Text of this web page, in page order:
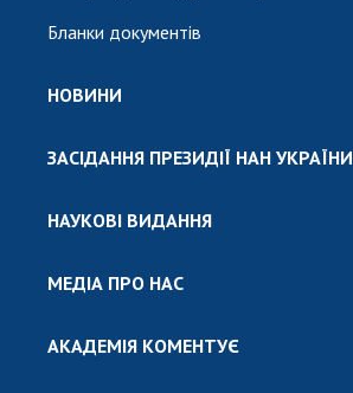
Бланки документів
НОВИНИ
ЗАСІДАННЯ ПРЕЗИДІЇ НАН УКРАЇНИ
НАУКОВІ ВИДАННЯ
МЕДІА ПРО НАС
АКАДЕМІЯ КОМЕНТУЄ